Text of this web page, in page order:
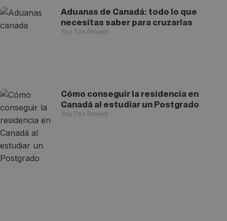
Aduanas de Canadá: todo lo que
necesitas saber para cruzarlas
You Too Project
Cómo conseguir la residencia en
Canadá al estudiar un Postgrado
You Too Project